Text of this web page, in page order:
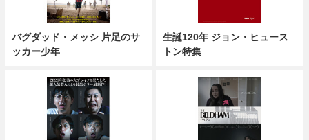
バグダッド・メッシ 片足のサ
ッカー少年
生誕120年 ジョン・ヒュース
トン特集